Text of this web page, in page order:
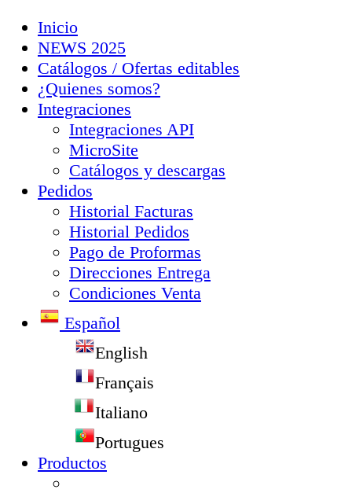
Inicio
NEWS 2025
Catálogos / Ofertas editables
¿Quienes somos?
Integraciones
Integraciones API
MicroSite
Catálogos y descargas
Pedidos
Historial Facturas
Historial Pedidos
Pago de Proformas
Direcciones Entrega
Condiciones Venta
Español
English
Français
Italiano
Portugues
Productos